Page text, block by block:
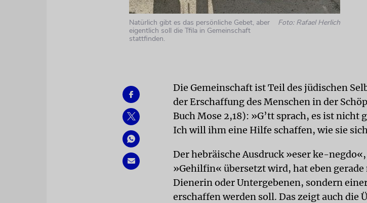
Natürlich gibt es das persönliche Gebet, aber
eigentlich soll die Tfila in Gemeinschaft
stattfinden.
Foto: Rafael Herlich
Die Gemeinschaft ist Teil des jüdischen
der Erschaffung des Menschen in der
Buch Mose 2,18): »G’tt sprach, es ist nicht
Ich will ihm eine Hilfe schaffen, wie sie
Der hebräische Ausdruck »eser ke-
»Gehilfin« übersetzt wird, hat eben
Dienerin oder Untergebenen, sondern
erschaffen werden soll. Das zeigt auch die